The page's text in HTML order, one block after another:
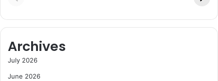
Archives
July 2026
June 2026